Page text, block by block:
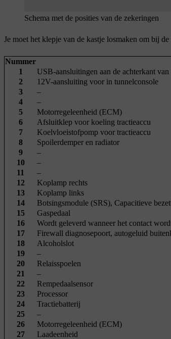
Schema met de posities van de zekeringen
Je moet het klepje van de kastje losmaken om bij
Nummer
1
USB-aansluitingen aan de achterkant
2
12V-aansluiting voor in tunnelconsole
3
–
4
–
5
Motorregeleenheid (ECM)
6
Afsluitklep voor koeling tractieaccu
7
Koelvloeistofpomp voor tractieaccu
8
Spoilerdemper en radiator
9
–
10
–
11
–
12
Koplamp rechts
13
Koplamp links
14
Botsingsmodule (SRS), Capacitieve
15
Gaspedaal
16
Wordt geleverd wanneer het contact
17
Firewall diagnosepoort, autogeluid
18
Alcoholslot
19
–
20
Relaisspoelen
21
–
22
Rempedaalsensor
23
Processor
24
Tractiebatterij
25
–
26
Motorregeleenheid (ECM)
27
Laadeenheid